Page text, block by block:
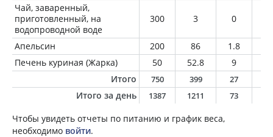
Чай, заваренный,
приготовленный, на
водопроводной воде
300 3 0
Апельсин 200 86 1.8
Печень куриная (Жарка)
50 52.8 9
Итого
750 399 27
Итого за день 1387 1211 73
Чтобы увидеть отчеты по питанию и график веса,
необходимо войти.